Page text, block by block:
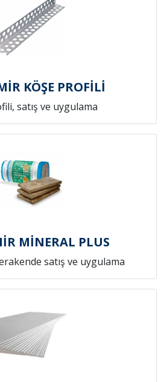
KÖŞE PROFİLİ
satış ve uygulama
MİNERAL PLUS
satış ve uygulama